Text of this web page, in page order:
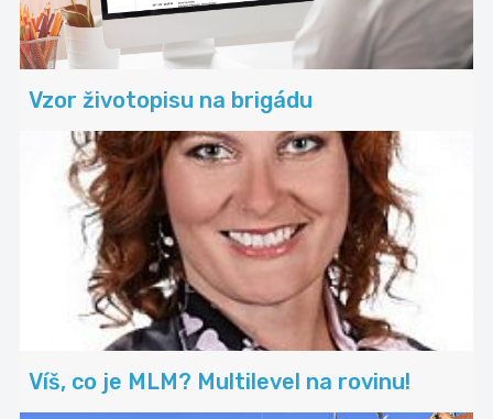
Vzor životopisu na brigádu
Víš, co je MLM? Multilevel na rovinu!